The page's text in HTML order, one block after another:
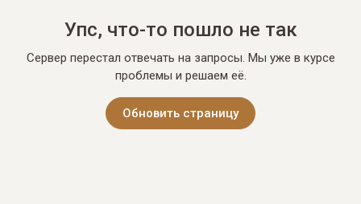
Упс, что-то пошло не так
Сервер перестал отвечать на запросы. Мы уже в курсе
проблемы и решаем её.
Обновить страницу